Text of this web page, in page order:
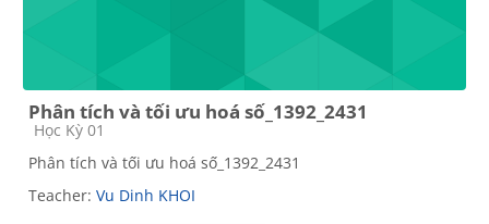
Phân tích và tối ưu hoá số_1392_2431
Course category
Học Kỳ 01
Phân tích và tối ưu hoá số_1392_2431
Teacher: Vu Dinh KHOI